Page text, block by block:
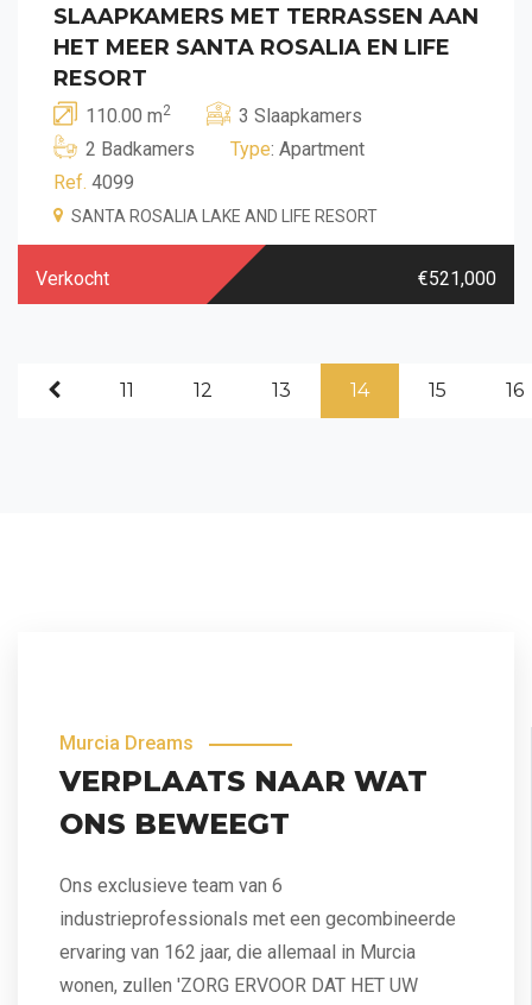
SLAAPKAMERS MET TERRASSEN AAN
HET MEER SANTA ROSALIA EN LIFE
RESORT
110.00 m2
3 Slaapkamers
2 Badkamers
Type: Apartment
Ref. 4099
SANTA ROSALIA LAKE AND LIFE RESORT
Verkocht €521,000
11 12 13 14 15 16
Murcia Dreams
VERPLAATS NAAR WAT
ONS BEWEEGT
Ons exclusieve team van 6
industrieprofessionals met een gecombineerde
ervaring van 162 jaar, die allemaal in Murcia
wonen, zullen 'ZORG ERVOOR DAT HET UW